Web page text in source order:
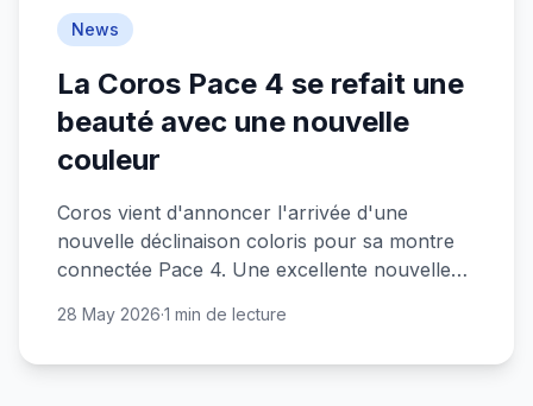
News
La Coros Pace 4 se refait une
beauté avec une nouvelle
couleur
Coros vient d'annoncer l'arrivée d'une
nouvelle déclinaison coloris pour sa montre
connectée Pace 4. Une excellente nouvelle
28 May 2026·1 min de lecture